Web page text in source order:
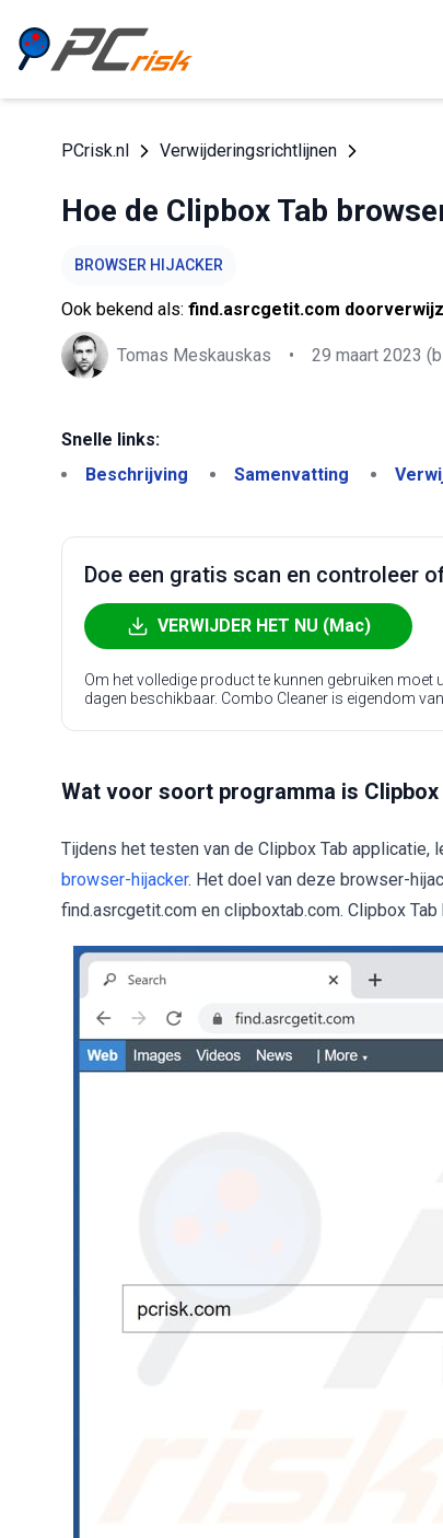
PCrisk.nl Verwijderingsrichtlijnen
Hoe de Clipbox Tab
BROWSER HIJACKER
Ook bekend als: find.asrcgetit.com
Tomas Meskauskas • 29 maart 2023
Snelle links:
Beschrijving
Samenvatting
Doe een gratis scan en controleer
VERWIJDER HET NU (Mac)
Om het volledige product te kunnen gebruiken moet
dagen beschikbaar. Combo Cleaner is eigendom
Wat voor soort programma is Clipbox
Tijdens het testen van de Clipbox Tab
browser-hijacker. Het doel van deze browser-
find.asrcgetit.com en clipboxtab.com. Clipbox